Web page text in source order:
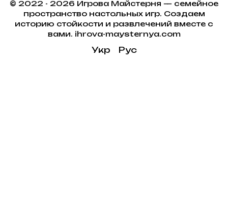
© 2022 - 2026 Игрова Майстерня — семейное
пространство настольных игр. Создаем
историю стойкости и развлечений вместе с
вами. ihrova-maysternya.com
Укр Рус